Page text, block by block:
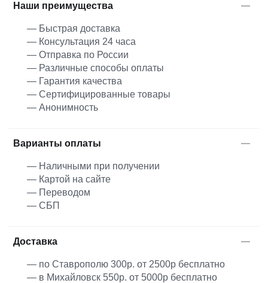
Наши преимущества
— Быстрая доставка
— Консультация 24 часа
— Отправка по России
— Различные способы оплаты
— Гарантия качества
— Сертифицированные товары
— Анонимность
Варианты оплаты
— Наличными при получении
— Картой на сайте
— Переводом
— СБП
Доставка
— по Ставрополю 300р. от 2500р бесплатно
— в Михайловск 550р. от 5000р бесплатно